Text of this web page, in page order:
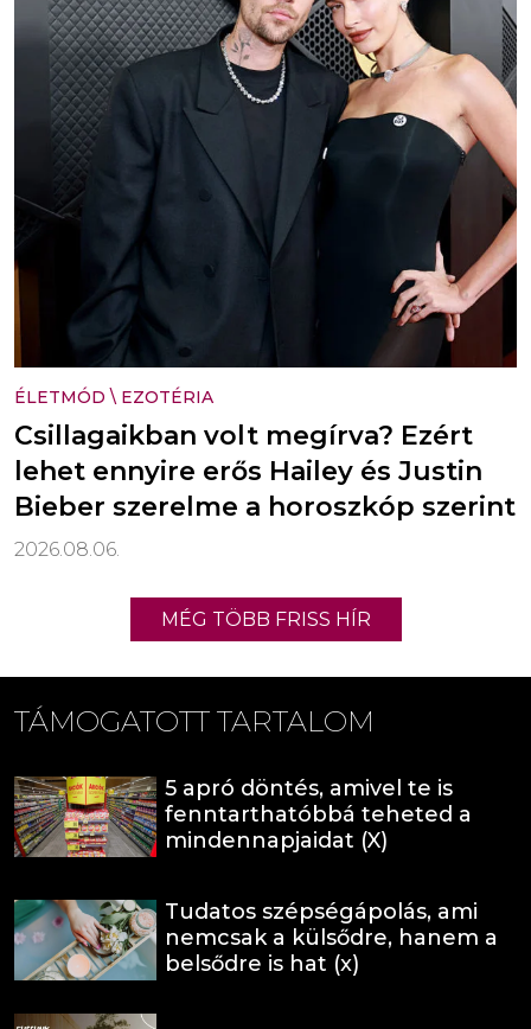
ÉLETMÓD \ EZOTÉRIA
Csillagaikban volt megírva? Ezért
lehet ennyire erős Hailey és Justin
Bieber szerelme a horoszkóp szerint
2026.08.06.
MÉG TÖBB FRISS HÍR
TÁMOGATOTT TARTALOM
5 apró döntés, amivel te is
fenntarthatóbbá teheted a
mindennapjaidat (X)
Tudatos szépségápolás, ami
nemcsak a külsődre, hanem a
belsődre is hat (x)